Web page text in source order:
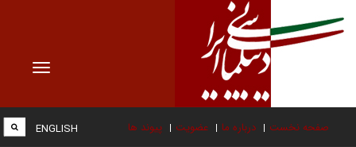
Toggle
صفحه نخست درباره ما عضویت پیوند ها ENGLISH